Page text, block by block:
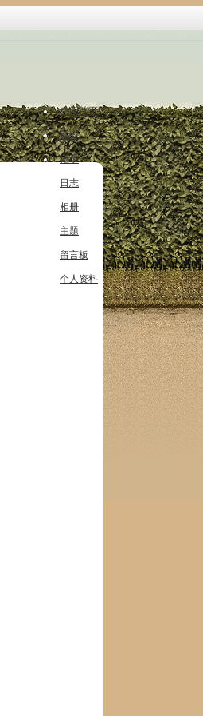
空间首页
动态
记录
日志
相册
主题
留言板
个人资料